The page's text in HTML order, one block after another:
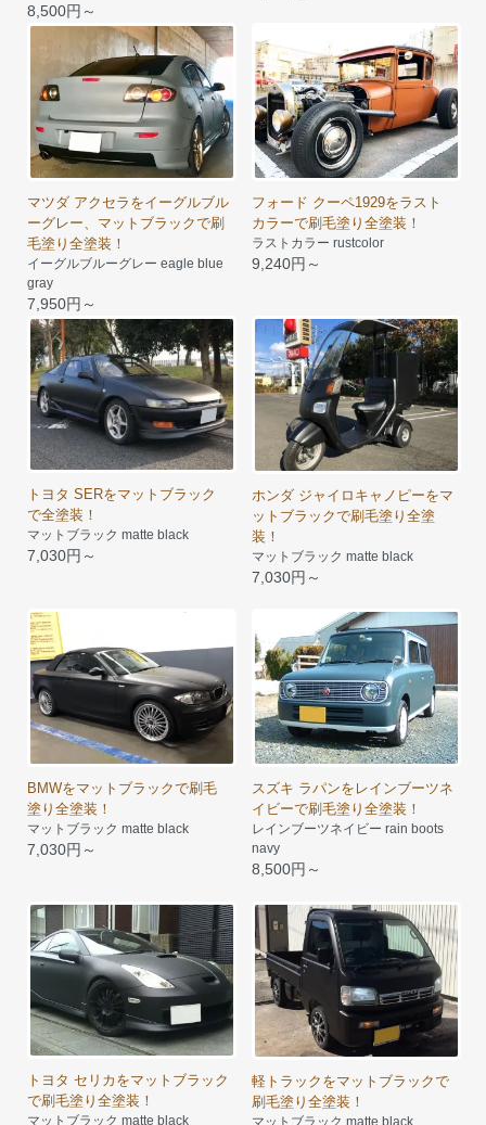
8,500円～
マツダ アクセラをイーグルブル
ーグレー、マットブラックで刷
毛塗り全塗装！
イーグルブルーグレー eagle blue
gray
7,950円～
フォード クーペ1929をラスト
カラーで刷毛塗り全塗装！
ラストカラー rustcolor
9,240円～
トヨタ SERをマットブラック
で全塗装！
マットブラック matte black
7,030円～
ホンダ ジャイロキャノピーをマ
ットブラックで刷毛塗り全塗
装！
マットブラック matte black
7,030円～
BMWをマットブラックで刷毛
塗り全塗装！
マットブラック matte black
7,030円～
スズキ ラパンをレインブーツネ
イビーで刷毛塗り全塗装！
レインブーツネイビー rain boots
navy
8,500円～
トヨタ セリカをマットブラック
で刷毛塗り全塗装！
マットブラック matte black
軽トラックをマットブラックで
刷毛塗り全塗装！
マットブラック matte black